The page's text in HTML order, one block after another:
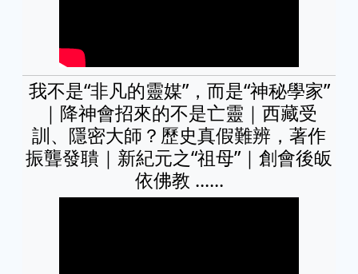
我不是“非凡的靈媒”，而是“神秘學家”
｜降神會招來的不是亡靈｜西藏受
訓、隱密大師？歷史真假難辨，著作
振聾發聵｜新紀元之“祖母”｜創會後皈
依佛教 ......